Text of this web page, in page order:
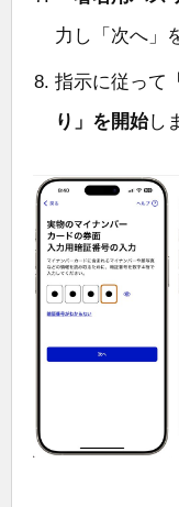
力し「次へ」
指示に従って
り」を開始し